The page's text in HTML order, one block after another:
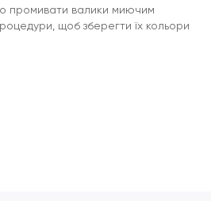
промивати валики миючим
щоб зберегти їх кольори